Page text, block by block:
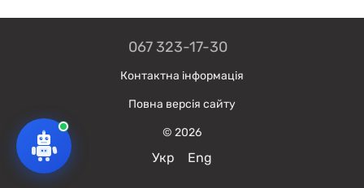
067 323-17-30
Контактна інформація
Повна версія сайту
© 2026
Укр Eng